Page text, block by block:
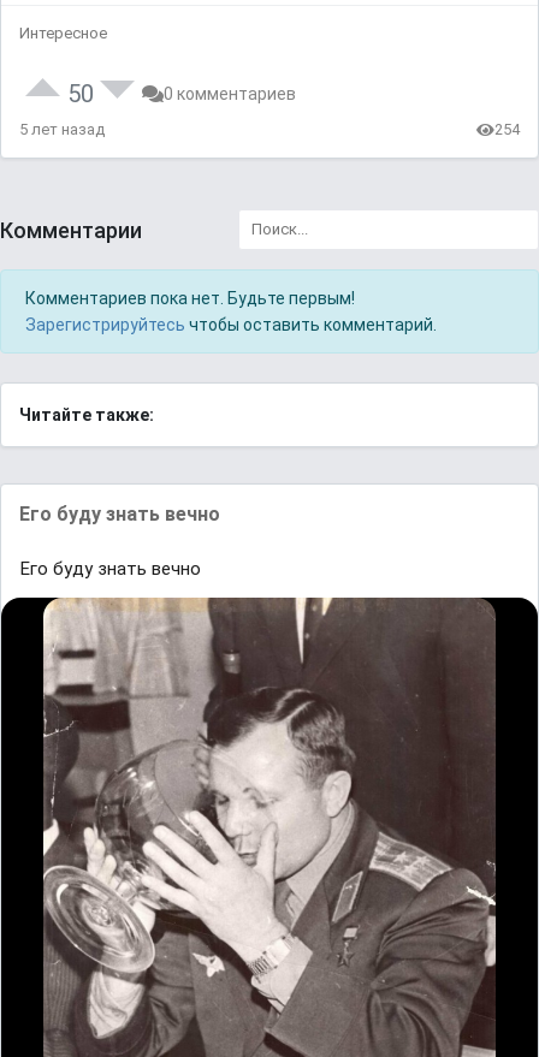
Интересное
50 0 комментариев
5 лет назад 254
Комментарии
Комментариев пока нет. Будьте первым!
Зарегистрируйтесь чтобы оставить комментарий.
Читайте также:
Его буду знать вечно
Его буду знать вечно